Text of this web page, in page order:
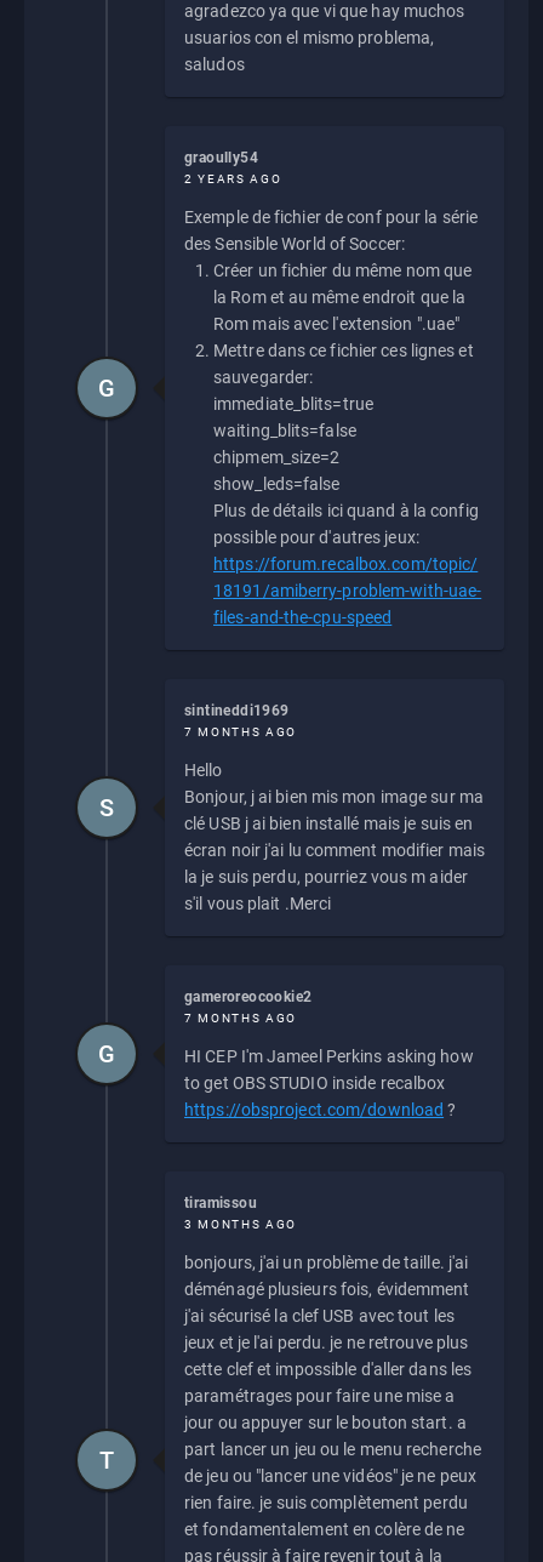
agradezco ya que vi que hay muchos
usuarios con el mismo problema,
saludos
graoully54
2 YEARS AGO
Exemple de fichier de conf pour la série
des Sensible World of Soccer:
Créer un fichier du même nom que
la Rom et au même endroit que la
Rom mais avec l'extension ".uae"
Mettre dans ce fichier ces lignes et
sauvegarder:
immediate_blits=true
waiting_blits=false
chipmem_size=2
show_leds=false
Plus de détails ici quand à la config
possible pour d'autres jeux:
https://forum.recalbox.com/topic/
18191/amiberry-problem-with-uae-
files-and-the-cpu-speed
G
sintineddi1969
7 MONTHS AGO
Hello
Bonjour, j ai bien mis mon image sur ma
clé USB j ai bien installé mais je suis en
écran noir j'ai lu comment modifier mais
la je suis perdu, pourriez vous m aider
s'il vous plait .Merci
S
gameroreocookie2
7 MONTHS AGO
HI CEP I'm Jameel Perkins asking how
to get OBS STUDIO inside recalbox
https://obsproject.com/download ?
G
tiramissou
3 MONTHS AGO
bonjours, j'ai un problème de taille. j'ai
déménagé plusieurs fois, évidemment
j'ai sécurisé la clef USB avec tout les
jeux et je l'ai perdu. je ne retrouve plus
cette clef et impossible d'aller dans les
paramétrages pour faire une mise a
jour ou appuyer sur le bouton start. a
part lancer un jeu ou le menu recherche
de jeu ou "lancer une vidéos" je ne peux
rien faire. je suis complètement perdu
et fondamentalement en colère de ne
pas réussir à faire revenir tout à la
T